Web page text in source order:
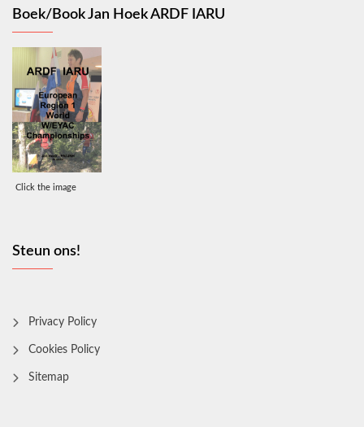
Boek/Book Jan Hoek ARDF IARU
Click the image
Steun ons!
Privacy Policy
Cookies Policy
Sitemap